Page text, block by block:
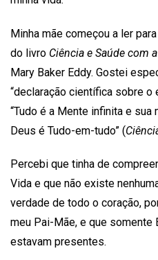
Minha mãe começou a ler
do livro Ciência e Saúde com
Mary Baker Eddy. Gostei
“declaração científica sobre o
“Tudo é a Mente infinita e
Deus é Tudo-em-tudo” (
Percebi que tinha de
Vida e que não existe
verdade de todo o coração,
meu Pai-Mãe, e que somente
estavam presentes.